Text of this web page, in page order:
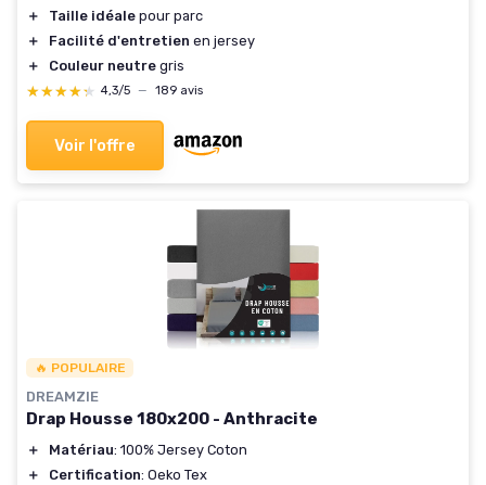
＋
Taille idéale pour parc
＋
Facilité d'entretien en jersey
＋
Couleur neutre gris
★★★★★
★★★★★ 4,3/5 — 189 avis
Voir l'offre
🔥 POPULAIRE
DREAMZIE
Drap Housse 180x200 - Anthracite
＋ Matériau: 100% Jersey Coton
＋
Certification: Oeko Tex